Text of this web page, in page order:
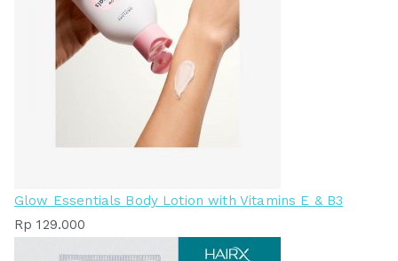
Glow Essentials Body Lotion with Vitamins E & B3
Rp 129.000